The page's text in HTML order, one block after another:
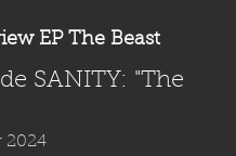
EP The Beast
SANITY: "The
2024